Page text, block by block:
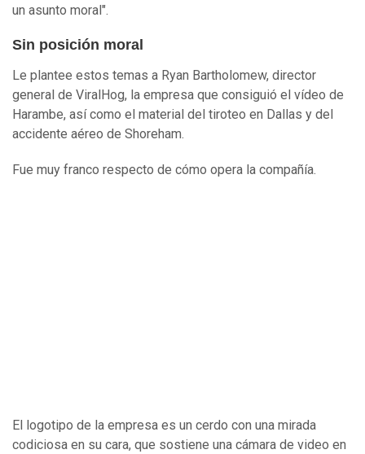
un asunto moral".
Sin posición moral
Le plantee estos temas a Ryan Bartholomew, director
general de ViralHog, la empresa que consiguió el vídeo de
Harambe, así como el material del tiroteo en Dallas y del
accidente aéreo de Shoreham.
Fue muy franco respecto de cómo opera la compañía.
El logotipo de la empresa es un cerdo con una mirada
codiciosa en su cara, que sostiene una cámara de video en